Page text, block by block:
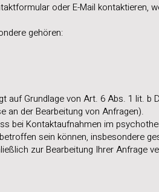
oder E-Mail kontaktieren,
gehören:
auf Grundlage von Art. 6 Abs. 1 lit.
an der Bearbeitung von Anfragen).
bei Kontaktaufnahmen im
sein können, insbesondere
zur Bearbeitung Ihrer Anfrage